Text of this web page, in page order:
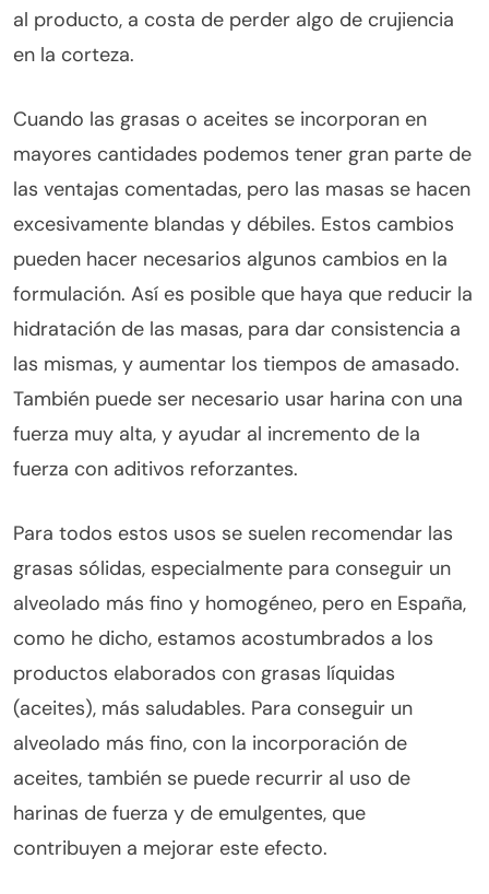
al producto, a costa de perder algo de crujiencia
en la corteza.
Cuando las grasas o aceites se incorporan en
mayores cantidades podemos tener gran parte de
las ventajas comentadas, pero las masas se hacen
excesivamente blandas y débiles. Estos cambios
pueden hacer necesarios algunos cambios en la
formulación. Así es posible que haya que reducir la
hidratación de las masas, para dar consistencia a
las mismas, y aumentar los tiempos de amasado.
También puede ser necesario usar harina con una
fuerza muy alta, y ayudar al incremento de la
fuerza con aditivos reforzantes.
Para todos estos usos se suelen recomendar las
grasas sólidas, especialmente para conseguir un
alveolado más fino y homogéneo, pero en España,
como he dicho, estamos acostumbrados a los
productos elaborados con grasas líquidas
(aceites), más saludables. Para conseguir un
alveolado más fino, con la incorporación de
aceites, también se puede recurrir al uso de
harinas de fuerza y de emulgentes, que
contribuyen a mejorar este efecto.